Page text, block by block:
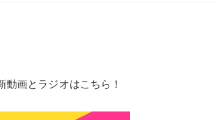
動画とラジオはこちら！